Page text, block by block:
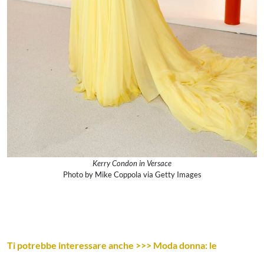
Kerry Condon in Versace
Photo by Mike Coppola via Getty Images
Ti potrebbe interessare anche >>> Moda donna: le